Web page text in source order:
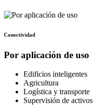
Conectividad
Por aplicación de uso
Edificios inteligentes
Agricultura
Logística y transporte
Supervisión de activos